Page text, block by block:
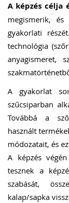
A képzés célja
megismerik,
gyakorlati
technológia
anyagismeret,
A gyakorlat
szűcsiparban
Továbbá a
használt
módozatait, és
A képzés
tesznek a
szabását,
kalap/sapka